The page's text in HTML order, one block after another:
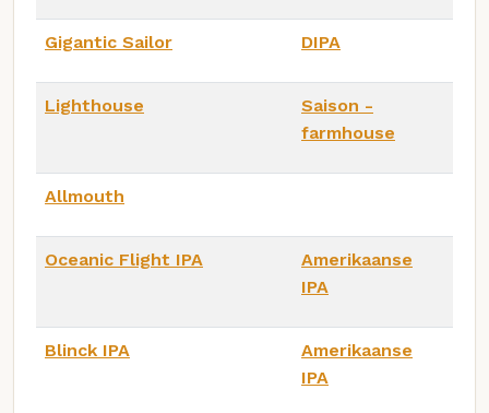
Gigantic Sailor DIPA
Lighthouse
Saison -
farmhouse
Allmouth
Oceanic Flight IPA
Amerikaanse
IPA
Blinck IPA
Amerikaanse
IPA